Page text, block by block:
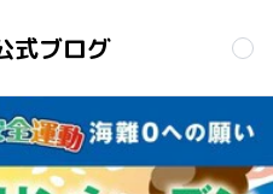
式ブログ